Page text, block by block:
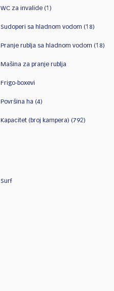
WC za invalide (1)
Sudoperi sa hladnom vodom (18)
Pranje rublja sa hladnom vodom (18)
Mašina za pranje rublja
Frigo-boxevi
Površina ha (4)
Kapacitet (broj kampera) (792)
Surf